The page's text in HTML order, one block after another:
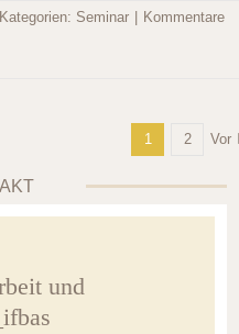
Kategorien: Seminar
Kommentare
1 2 Vor
und